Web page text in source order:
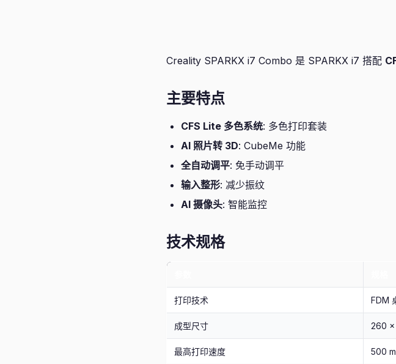
Creality SPARKX i7 Combo 是 SPARKX i7 搭配
主要特点
CFS Lite 多色系统: 多色打印套装
AI 照片转 3D: CubeMe 功能
全自动调平: 免手动调平
输入整形: 减少振纹
AI 摄像头: 智能监控
技术规格
打印技术 FDM
成型尺寸 260 ×
最高打印速度 500